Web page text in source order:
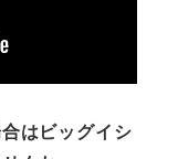
はビッグイシ